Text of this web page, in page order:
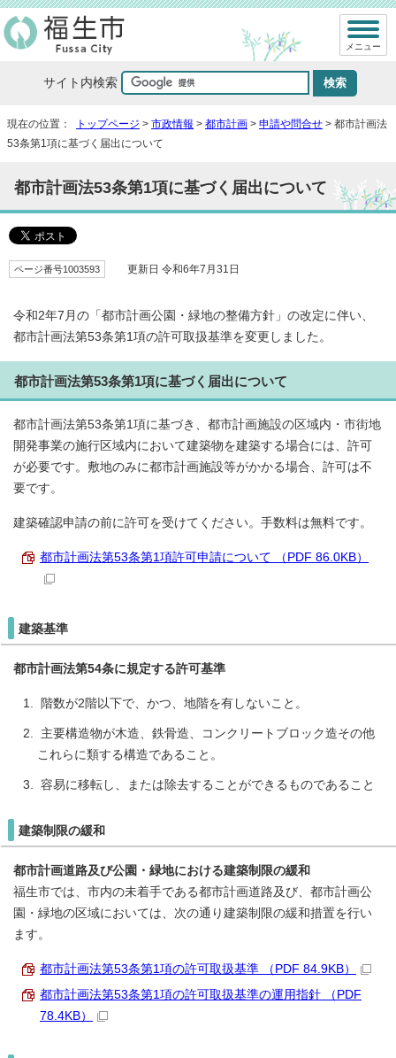
サイト内検索
メニュー
現在の位置： トップページ > 市政情報 > 都市計画 > 申請や問合せ > 都市計画法
53条第1項に基づく届出について
都市計画法53条第1項に基づく届出について
ページ番号1003593 更新日 令和6年7月31日
令和2年7月の「都市計画公園・緑地の整備方針」の改定に伴い、
都市計画法第53条第1項の許可取扱基準を変更しました。
都市計画法第53条第1項に基づく届出について
都市計画法第53条第1項に基づき、都市計画施設の区域内・市街地
開発事業の施行区域内において建築物を建築する場合には、許可
が必要です。敷地のみに都市計画施設等がかかる場合、許可は不
要です。
建築確認申請の前に許可を受けてください。手数料は無料です。
都市計画法第53条第1項許可申請について （PDF 86.0KB）
建築基準
都市計画法第54条に規定する許可基準
階数が2階以下で、かつ、地階を有しないこと。
主要構造物が木造、鉄骨造、コンクリートブロック造その他
これらに類する構造であること。
容易に移転し、または除去することができるものであること
建築制限の緩和
都市計画道路及び公園・緑地における建築制限の緩和
福生市では、市内の未着手である都市計画道路及び、都市計画公
園・緑地の区域においては、次の通り建築制限の緩和措置を行い
ます。
都市計画法第53条第1項の許可取扱基準 （PDF 84.9KB）
都市計画法第53条第1項の許可取扱基準の運用指針 （PDF
78.4KB）